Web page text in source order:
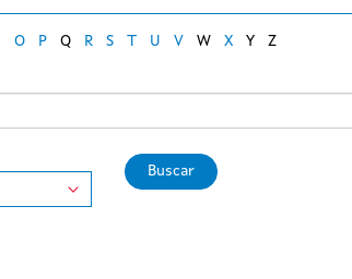
Buscar
O P Q R S T U V W X Y Z